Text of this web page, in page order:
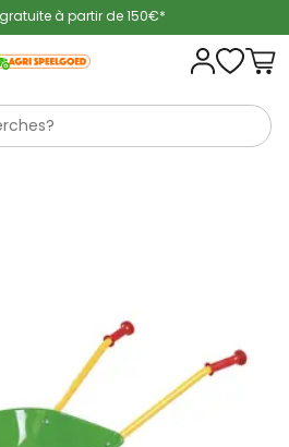
à partir de 150€*
rapide